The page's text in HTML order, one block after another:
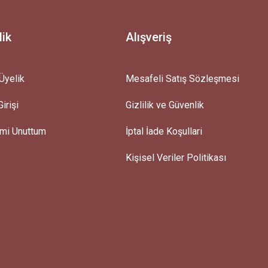
Unuttum
Alışveriş
Mesafeli Satış Sözleşmesi
Gizlilik ve Güvenlik
İptal İade Koşullari
Kişisel Veriler Politikası